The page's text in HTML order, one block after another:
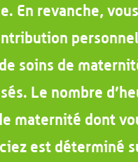
En revanche,
soins de
Le nombre
maternité dont
est déterminé